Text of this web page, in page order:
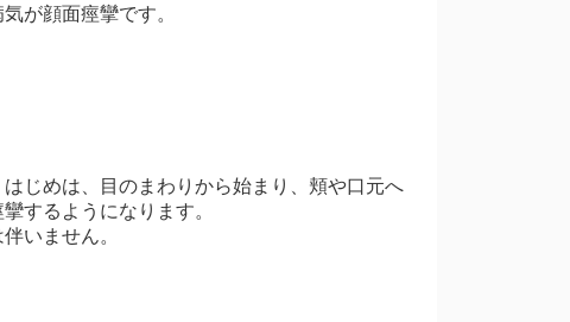
が顔面痙攣です。
じめは、目のまわりから始まり、頬や口元へ
するようになります。
いません。